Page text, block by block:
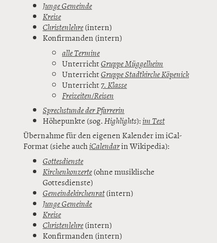
Junge Gemeinde
Kreise
Christenlehre(intern)
Konfirmanden (intern)
alle Termine
UnterrichtGruppe Müggelheim
UnterrichtGruppe Stadtkirche Köpenick
Unterricht7. Klasse
Freizeiten/Reisen
Sprechstunde der Pfarrerin
Höhepunkte (sog.Highlights):im Test
Übernahme für den eigenen Kalender im iCal-
Format (siehe auchiCalendarin Wikipedia):
Gottesdienste
Kirchenkonzerte(ohne musiklische
Gottesdienste)
Gemeindekirchenrat(intern)
Junge Gemeinde
Kreise
Christenlehre(intern)
Konfirmanden (intern)